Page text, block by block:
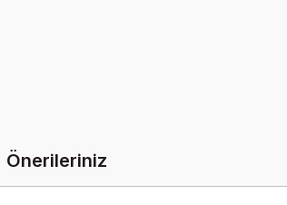
Önerileriniz